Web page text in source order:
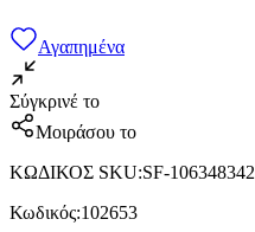
Αγαπημένα
Σύγκρινέ το
Μοιράσου το
ΚΩΔΙΚΟΣ SKU:SF-106348342
Κωδικός:102653